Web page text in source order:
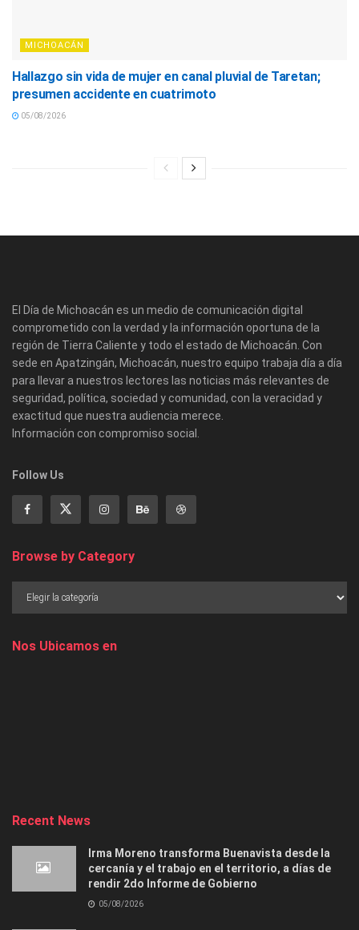
MICHOACÁN
Hallazgo sin vida de mujer en canal pluvial de Taretan;
presumen accidente en cuatrimoto
05/08/2026
El Día de Michoacán es un medio de comunicación digital
comprometido con la verdad y la información oportuna de la
región de Tierra Caliente y todo el estado de Michoacán. Con
sede en Apatzingán, Michoacán, nuestro equipo trabaja día a día
para llevar a nuestros lectores las noticias más relevantes de
seguridad, política, sociedad y comunidad, con la veracidad y
exactitud que nuestra audiencia merece.
Información con compromiso social.
Follow Us
Browse by Category
Nos Ubicamos en
Recent News
Irma Moreno transforma Buenavista desde la
cercanía y el trabajo en el territorio, a días de
rendir 2do Informe de Gobierno
05/08/2026